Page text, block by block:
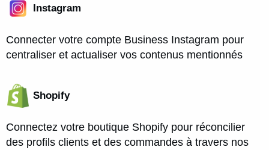
Instagram
Connecter votre compte Business Instagram pour
centraliser et actualiser vos contenus mentionnés
Shopify
Connectez votre boutique Shopify pour réconcilier
des profils clients et des commandes à travers nos